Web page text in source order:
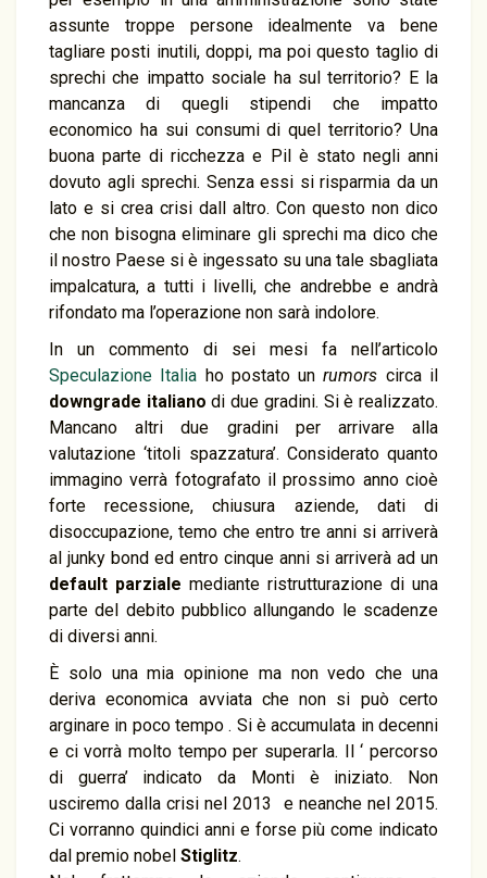
assunte troppe persone idealmente va bene
tagliare posti inutili, doppi, ma poi questo taglio di
sprechi che impatto sociale ha sul territorio? E la
mancanza di quegli stipendi che impatto
economico ha sui consumi di quel territorio? Una
buona parte di ricchezza e Pil è stato negli anni
dovuto agli sprechi. Senza essi si risparmia da un
lato e si crea crisi dall altro. Con questo non dico
che non bisogna eliminare gli sprechi ma dico che
il nostro Paese si è ingessato su una tale sbagliata
impalcatura, a tutti i livelli, che andrebbe e andrà
rifondato ma l’operazione non sarà indolore.
In un commento di sei mesi fa nell’articolo
Speculazione Italia ho postato unrumors circa il
downgrade italiano di due gradini. Si è realizzato.
Mancano altri due gradini per arrivare alla
valutazione ‘titoli spazzatura’. Considerato quanto
immagino verrà fotografato il prossimo anno cioè
forte recessione, chiusura aziende, dati di
disoccupazione, temo che entro tre anni si arriverà
al junky bond ed entro cinque anni si arriverà ad un
default parziale mediante ristrutturazione di una
parte del debito pubblico allungando le scadenze
di diversi anni.
È solo una mia opinione ma non vedo che una
deriva economica avviata che non si può certo
arginare in poco tempo . Si è accumulata in decenni
e ci vorrà molto tempo per superarla. Il ‘ percorso
di guerra’ indicato da Monti è iniziato. Non
usciremo dalla crisi nel 2013 e neanche nel 2015.
Ci vorranno quindici anni e forse più come indicato
dal premio nobel Stiglitz.